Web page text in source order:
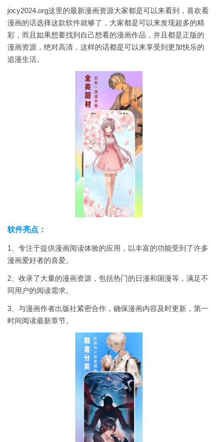
jocy2024.org这里的最新漫画资源大家都是可以来看到，喜欢看
漫画的话选择这款软件就够了，大家都是可以来发现超多的精
彩，而且如果想要找到自己想看的漫画作品，并且都是正版的
漫画资源，绝对高清，这样的话都是可以来享受到更加快乐的
追漫生活。
软件亮点：
1、专注于提供漫画阅读体验的应用，以丰富的功能受到了许多
漫画爱好者的喜爱。
2、收录了大量的漫画资源，包括热门的日漫和国漫等，满足不
同用户的阅读需求。
3、与漫画作者出版社紧密合作，确保漫画内容及时更新，第一
时间阅读最新章节。